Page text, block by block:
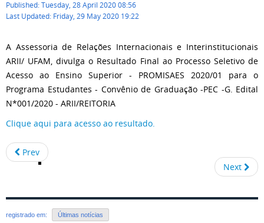
Published: Tuesday, 28 April 2020 08:56
Last Updated: Friday, 29 May 2020 19:22
A Assessoria de Relações Internacionais e Interinstitucionais
ARII/ UFAM, divulga o Resultado Final ao Processo Seletivo de
Acesso ao Ensino Superior - PROMISAES 2020/01 para o
Programa Estudantes - Convênio de Graduação -PEC -G. Edital
N*001/2020 - ARII/REITORIA
Clique aqui para acesso ao resultado.
Prev
Next
registrado em: Últimas notícias